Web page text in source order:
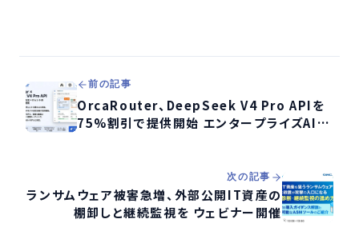
前の記事
OrcaRouter、DeepSeek V4 Pro APIを
75%割引で提供開始 エンタープライズAIコ
次の記事
ランサムウェア被害急増、外部公開IT資産の
棚卸しと継続監視を ウェビナー開催